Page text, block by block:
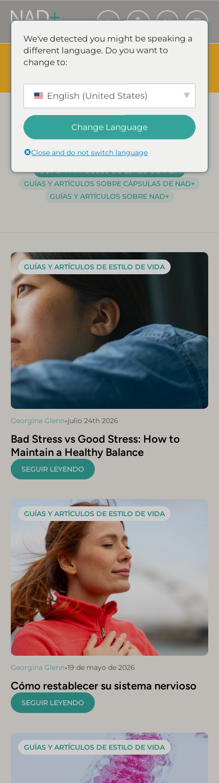
The Summer Sale is Live.Save up to 45% - Try for less or
Guías y artículos de estilo
de vida
TODOS
GUÍAS Y ARTÍCULOS SOBRE L-GLUTATIÓN
GUÍAS Y ARTÍCULOS DE ESTILO DE VIDA
GUÍAS Y ARTÍCULOS SOBRE CÁPSULAS DE NAD+
GUÍAS Y ARTÍCULOS SOBRE NAD+
GUÍAS Y ARTÍCULOS DE ESTILO DE VIDA
Georgina Glenn•julio 24th 2026
Bad Stress vs Good Stress: How to
Maintain a Healthy Balance
SEGUIR LEYENDO
GUÍAS Y ARTÍCULOS DE ESTILO DE VIDA
Georgina Glenn•19 de mayo de 2026
Cómo restablecer su sistema nervioso
SEGUIR LEYENDO
GUÍAS Y ARTÍCULOS DE ESTILO DE VIDA
We've detected you might be speaking a
different language. Do you want to
change to:
English (United States)
Change Language
Close and do not switch language